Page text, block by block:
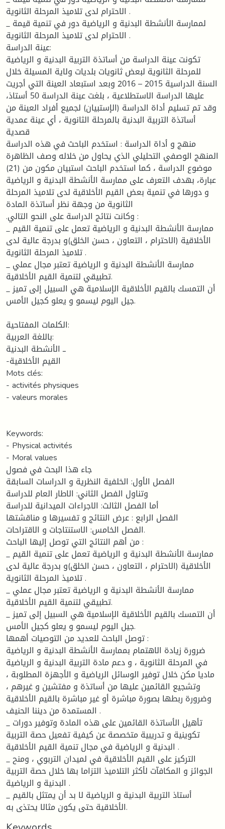
الاحترام لدى تلاميذ المرحلة الثانوية .
_ لممارسة الأنشطة البدنية و الرياضية دور في تنمية قيمة
الاحترام لدى تلاميذ المرحلة الثانوية .
عينة الدراسة:
تكونت عينة الدراسة من أساتذة التربية البدنية و الرياضية
للمرحلة الثانوية لبعض ثانويات بلديات ولاية المسيلة خلال
السنة الدراسية 2015 – 2016 وبعد استبعاد العينة التي أجريت
عليها الدراسة الاستطلاعية ، بلغت عينة الدراسة 50 أستاذ،
وقد تم تسليم أداة الدراسة (الإستبيان) لجميع أفراد العينة من
أساتذة التربية البدنية بالمرحلة الثانوية ، أي عينة عمدية
قصدية
منهج و أداة الدراسة : استخدم الباحث في هذه الدراسة
المنهج الوصفي التحليلي الذي يحاول من خلاله وصف الظاهرة
موضوع الدراسة ، كما استخدم الباحث استبيان مكون من (21)
عبارة، بهدف التعرف على ممارسة الأنشطة البدنية و الرياضية
و دورها في تنمية بعض القيم الأخلاقية لدى تلاميذ المرحلة
الثانوية من وجهة نظر أساتذة المادة
.وكانت نتائج الدراسة على النحو التالي :
_ ممارسة الأنشطة البدنية و الرياضية تعمل على تنمية القيم
الأخلاقية (الاحترام ، التعاون ، حسن الخلق)و بدرجة عالية لدى
تلاميذ المرحلة الثانوية .
_ ممارسة الأنشطة البدنية و الرياضية تعتبر مجال عملي
تطبيقي لتنمية القيم الأخلاقية.
_ أن التمسك بالقيم الأخلاقية الإسلامية هي السبيل إلى تميز
جيل اليوم ليسمو و يعلو كجيل الأمس.
الكلمات المفتاحية:
باللغة العربية:
ــ الأنشطة البدنية
-القيم الأخلاقية
Mots clés:
- activités physiques
- valeurs morales
Keywords:
- Physical activités
- Moral values
جاء هذا البحث في فصول
الفصل الأول: الخلفية النظرية و الدراسات السابقة
وتناول الفصل الثاني: الاطار العام للدراسة
أما الفصل الثالث: الاجراءات الميدانية للدراسة
الفصل الرابع : عرض النتائج و تفسيرها و مناقشتها
الفصل الخامس: الاستنتاجات و الاقتراحات.
من أهم النتائج التي توصل إليها الباحث :
_ ممارسة الأنشطة البدنية و الرياضية تعمل على تنمية القيم
الأخلاقية (الاحترام ، التعاون ، حسن الخلق)و بدرجة عالية لدى
تلاميذ المرحلة الثانوية .
_ ممارسة الأنشطة البدنية و الرياضية تعتبر مجال عملي
تطبيقي لتنمية القيم الأخلاقية.
_ أن التمسك بالقيم الأخلاقية الإسلامية هي السبيل إلى تميز
جيل اليوم ليسمو و يعلو كجيل الأمس.
توصل الباحث للعديد من التوصيات أهمها :
ضرورة زيادة الاهتمام بممارسة الأنشطة البدنية و الرياضية
في المرحلة الثانوية ، و دعم مادة التربية البدنية و الرياضية
ماديا مكن خلال توفير الوسائل الرياضية و الأجهزة المطلوبة ،
وتشجيع القائمين عليها من أساتذة و مفتشين و غيرهم ،
وضرورة ربطها بصورة مباشرة أو غير مباشرة بالقيم الأخلاقية
المستمدة من ديننا الحنيف .
_ تأهيل الأساتذة القائمين على هذه المادة وتوفير دورات
تكوينية و تدريبية متخصصة عن كيفية تفعيل حصة التربية
البدنية و الرياضية في مجال تنمية القيم الأخلاقية .
_ التركيز على القيم الأخلاقية في لميدان التربوي ، ومنح
الجوائز و المكافآت لأكثر التلاميذ التزاما بها خلال حصة التربية
البدنية و الرياضية .
_ أستاذ التربية البدنية و الرياضية لا بد أن يمتثل بالقيم
الأخلاقية حتى يكون مثالا يحتذى به.